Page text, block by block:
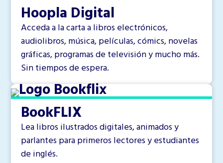
Hoopla Digital
Acceda a la carta a libros electrónicos,
audiolibros, música, películas, cómics, novelas
gráficas, programas de televisión y mucho más.
Sin tiempos de espera.
BookFLIX
Lea libros ilustrados digitales, animados y
parlantes para primeros lectores y estudiantes
de inglés.